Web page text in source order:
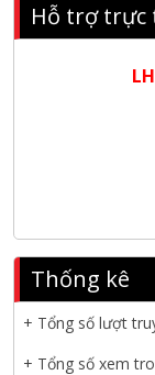
NANIBI khai
Nanibi Cung
KHAI XUÂN
THÀNH CÔNG
THƯ CHÚC
Hỗ trợ trực
Thống kê
+ Tổng số lượt
+ Tổng số xem